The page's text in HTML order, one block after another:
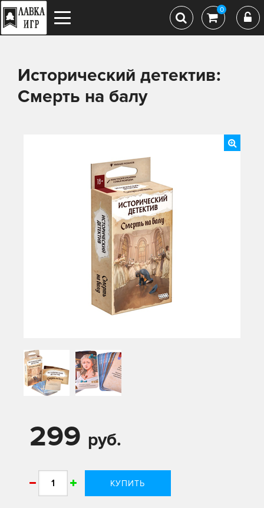
0
Исторический детектив:
Смерть на балу
299 руб.
КУПИТЬ